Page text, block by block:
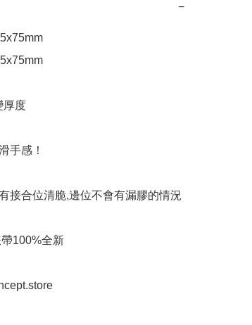
−
厚度
手感！
接合位清脆,邊位不會有漏膠的情況
100%全新